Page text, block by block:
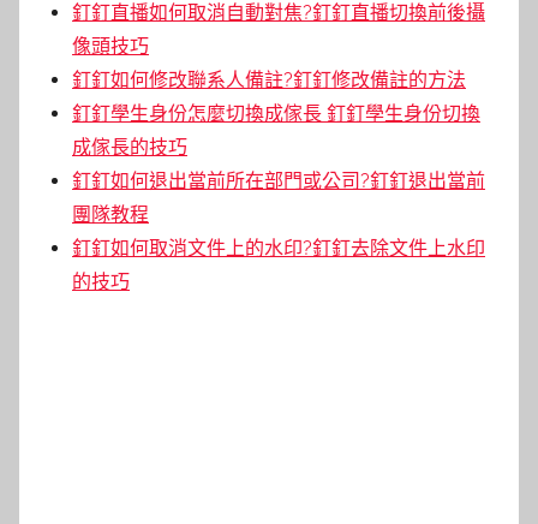
釘釘直播如何取消自動對焦?釘釘直播切換前後攝
像頭技巧
釘釘如何修改聯系人備註?釘釘修改備註的方法
釘釘學生身份怎麼切換成傢長 釘釘學生身份切換
成傢長的技巧
釘釘如何退出當前所在部門或公司?釘釘退出當前
團隊教程
釘釘如何取消文件上的水印?釘釘去除文件上水印
的技巧